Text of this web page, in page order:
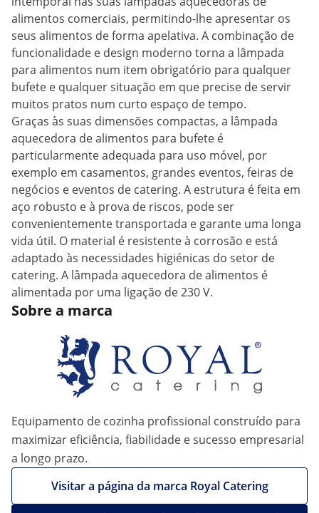
alimentos comerciais, permitindo-lhe apresentar os
seus alimentos de forma apelativa. A combinação de
funcionalidade e design moderno torna a lâmpada
para alimentos num item obrigatório para qualquer
bufete e qualquer situação em que precise de servir
muitos pratos num curto espaço de tempo.
Graças às suas dimensões compactas, a lâmpada
aquecedora de alimentos para bufete é
particularmente adequada para uso móvel, por
exemplo em casamentos, grandes eventos, feiras de
negócios e eventos de catering. A estrutura é feita em
aço robusto e à prova de riscos, pode ser
convenientemente transportada e garante uma longa
vida útil. O material é resistente à corrosão e está
adaptado às necessidades higiénicas do setor de
catering. A lâmpada aquecedora de alimentos é
alimentada por uma ligação de 230 V.
Sobre a marca
Equipamento de cozinha profissional construído para
maximizar eficiência, fiabilidade e sucesso empresarial
a longo prazo.
Visitar a página da marca Royal Catering